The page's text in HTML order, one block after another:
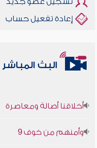
إعادة تفعيل حساب
البث المباشر
أخلاقنا أصالة ومعاصرة
وأمنهم من خوف 9